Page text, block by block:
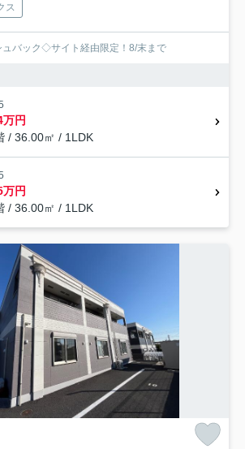
ス
バック◇サイト経由限定！8/末まで
万円
/ 36.00㎡ / 1LDK
万円
/ 36.00㎡ / 1LDK